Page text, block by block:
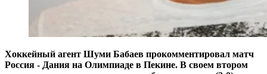
Хоккейный агент Шуми Бабаев прокомментировал матч
Россия - Дания на Олимпиаде в Пекине. В своем втором